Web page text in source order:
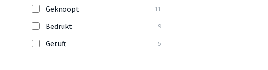
Geknoopt 11
Bedrukt 9
Getuft 5